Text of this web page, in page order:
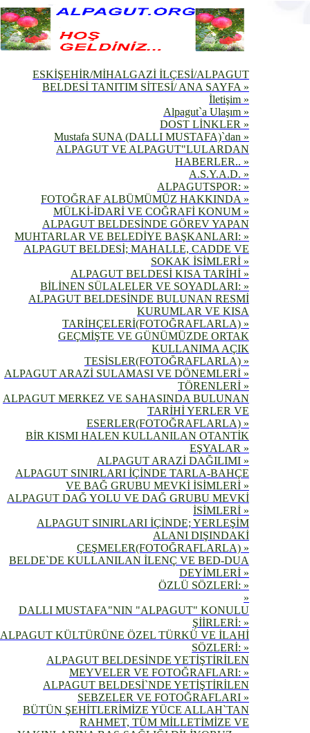
ESKİŞEHİR/MİHALGAZİ İLÇESİ/ALPAGUT
BELDESİ TANITIM SİTESİ/ ANA SAYFA »
İletişim »
Alpagut`a Ulaşım »
DOST LİNKLER »
Mustafa SUNA (DALLI MUSTAFA)`dan »
ALPAGUT VE ALPAGUT"LULARDAN
HABERLER.. »
A.S.Y.A.D. »
ALPAGUTSPOR: »
FOTOĞRAF ALBÜMÜMÜZ HAKKINDA »
MÜLKİ-İDARİ VE COĞRAFİ KONUM »
ALPAGUT BELDESİNDE GÖREV YAPAN
MUHTARLAR VE BELEDİYE BAŞKANLARI: »
ALPAGUT BELDESİ; MAHALLE, CADDE VE
SOKAK İSİMLERİ »
ALPAGUT BELDESİ KISA TARİHİ »
BİLİNEN SÜLALELER VE SOYADLARI: »
ALPAGUT BELDESİNDE BULUNAN RESMİ
KURUMLAR VE KISA
TARİHÇELERİ(FOTOĞRAFLARLA) »
GEÇMİŞTE VE GÜNÜMÜZDE ORTAK
KULLANIMA AÇIK
TESİSLER(FOTOĞRAFLARLA) »
ALPAGUT ARAZİ SULAMASI VE DÖNEMLERİ »
TÖRENLERİ »
ALPAGUT MERKEZ VE SAHASINDA BULUNAN
TARİHİ YERLER VE
ESERLER(FOTOĞRAFLARLA) »
BİR KISMI HALEN KULLANILAN OTANTİK
EŞYALAR »
ALPAGUT ARAZİ DAĞILIMI »
ALPAGUT SINIRLARI İÇİNDE TARLA-BAHÇE
VE BAĞ GRUBU MEVKİ İSİMLERİ »
ALPAGUT DAĞ YOLU VE DAĞ GRUBU MEVKİ
İSİMLERİ »
ALPAGUT SINIRLARI İÇİNDE; YERLEŞİM
ALANI DIŞINDAKİ
ÇEŞMELER(FOTOĞRAFLARLA) »
BELDE`DE KULLANILAN İLENÇ VE BED-DUA
DEYİMLERİ »
ÖZLÜ SÖZLERİ: »
»
DALLI MUSTAFA"NIN "ALPAGUT" KONULU
ŞİİRLERİ: »
ALPAGUT KÜLTÜRÜNE ÖZEL TÜRKÜ VE İLAHİ
SÖZLERİ: »
ALPAGUT BELDESİNDE YETİŞTİRİLEN
MEYVELER VE FOTOĞRAFLARI: »
ALPAGUT BELDESİ`NDE YETİŞTİRİLEN
SEBZELER VE FOTOĞRAFLARI »
BÜTÜN ŞEHİTLERİMİZE YÜCE ALLAH`TAN
RAHMET, TÜM MİLLETİMİZE VE